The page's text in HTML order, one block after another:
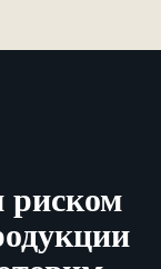
риском